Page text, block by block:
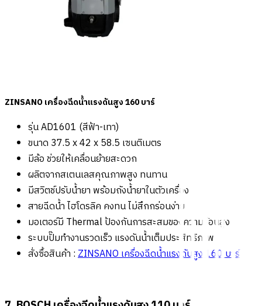
ZINSANO เครื่องฉีดน้ำแรงดันสูง 160 บาร์
รุ่น AD1601 (สีฟ้า-เทา)
ขนาด 37.5 x 42 x 58.5 เซนติเมตร
มีล้อ ช่วยให้เคลื่อนย้ายสะดวก
ผลิตจากสเตนเลสคุณภาพสูง ทนทาน
มีสวิตช์ปรับน้ำยา พร้อมถังน้ำยาในตัวเครื่อง
สายฉีดน้ำ ไฮโดรลิค คงทน ไม่สึกกร่อนง่าย
มอเตอร์มี Thermal ป้องกันการสะสมของความร้อนสูง
ระบบปั๊มทำงานรวดเร็ว แรงดันน้ำเต็มประสิทธิภาพ
สั่งซื้อสินค้า :ZINSANO เครื่องฉีดน้ำแรงดันสูง 160 บาร์